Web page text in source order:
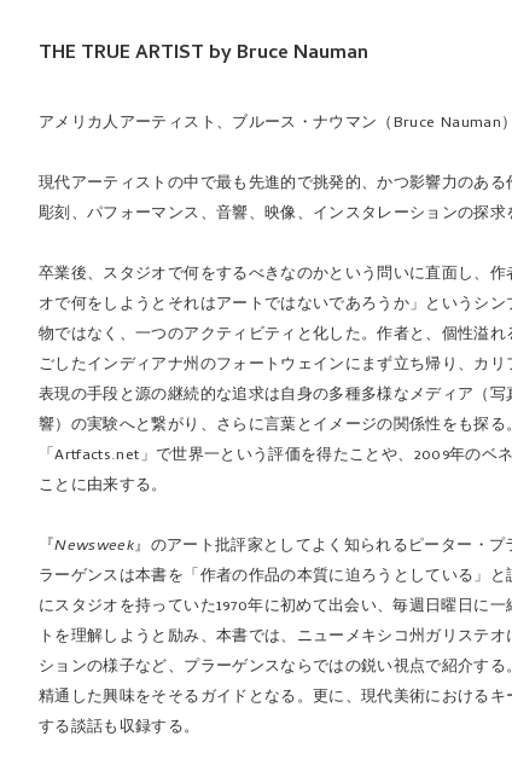
THE TRUE ARTIST by Bruce Nauman
アメリカ人アーティスト、ブルース・ナウマン（Bruce Nauman
現代アーティストの中で最も先進的で挑発的、かつ影響力のあ
彫刻、パフォーマンス、音響、映像、インスタレーションの探
卒業後、スタジオで何をするべきなのかという問いに直面し、
オで何をしようとそれはアートではないであろうか」というシ
物ではなく、一つのアクティビティと化した。作者と、個性溢
ごしたインディアナ州のフォートウェインにまず立ち帰り、カ
表現の手段と源の継続的な追求は自身の多種多様なメディア（
響）の実験へと繋がり、さらに言葉とイメージの関係性をも探
「Artfacts.net」で世界一という評価を得たことや、2009年の
ことに由来する。
『Newsweek』のアート批評家としてよく知られるピーター・
ラーゲンスは本書を「作者の作品の本質に迫ろうとしている」
にスタジオを持っていた1970年に初めて出会い、毎週日曜日に
トを理解しようと励み、本書では、ニューメキシコ州ガリステ
ションの様子など、プラーゲンスならではの鋭い視点で紹介す
精通した興味をそそるガイドとなる。更に、現代美術における
する談話も収録する。